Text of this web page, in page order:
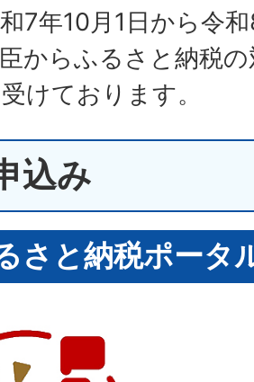
7年10月1日から令
からふるさと納税
けております。
込み
さと納税ポータ